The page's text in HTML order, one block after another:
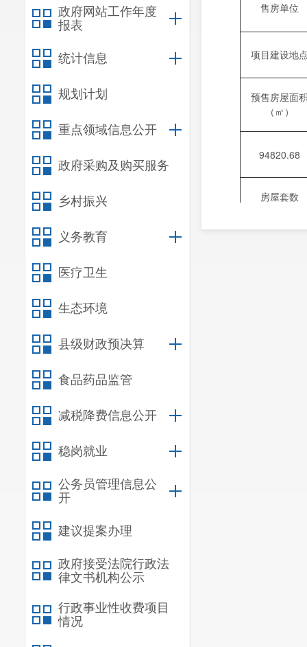
政府网站工作年度
报表
统计信息
规划计划
重点领域信息公开
政府采购及购买服务
乡村振兴
义务教育
医疗卫生
生态环境
县级财政预决算
食品药品监管
减税降费信息公开
稳岗就业
公务员管理信息公
开
建议提案办理
政府接受法院行政法
律文书机构公示
行政事业性收费项目
情况
售房单位
项目建设地
预售房屋面
（㎡）
94820.68
房屋套数